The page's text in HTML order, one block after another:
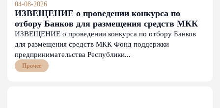
04-08-2026
ИЗВЕЩЕНИЕ о проведении конкурса по
отбору Банков для размещения средств МКК
Фонд поддержки предпринимательства
Республики Мордовия во вклады.
ИЗВЕЩЕНИЕ о проведении конкурса по отбору Банков
для размещения средств МКК Фонд поддержки
предпринимательства Республики...
Прочее